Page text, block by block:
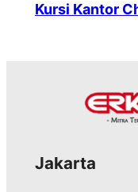
Kursi Kantor
Jakarta